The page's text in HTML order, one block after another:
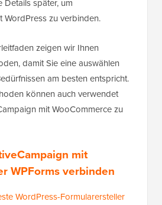
später, um
WordPress zu verbinden.
zeigen wir Ihnen
damit Sie eine auswählen
am besten entspricht.
können auch verwendet
mit WooCommerce zu
mit
WPForms verbinden
WordPress-Formularersteller